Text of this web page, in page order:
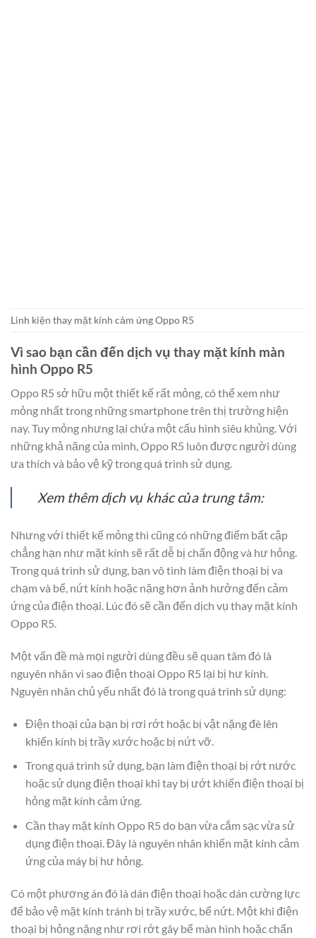
Linh kiện thay mặt kính cảm ứng Oppo R5
Vì sao bạn cần đến dịch vụ thay mặt kính màn
hình Oppo R5
Oppo R5 sở hữu một thiết kế rất mỏng, có thể xem như
mỏng nhất trong những smartphone trên thị trường hiện
nay. Tuy mỏng nhưng lại chứa một cấu hình siêu khủng. Với
những khả năng của mình, Oppo R5 luôn được người dùng
ưa thích và bảo vệ kỹ trong quá trình sử dụng.
Xem thêm dịch vụ khác của trung tâm:
Nhưng với thiết kế mỏng thì cũng có những điểm bất cập
chẳng hạn như mặt kính sẽ rất dễ bị chấn động và hư hỏng.
Trong quá trình sử dụng, bạn vô tình làm điện thoại bị va
chạm và bể, nứt kính hoặc nặng hơn ảnh hưởng đến cảm
ứng của điện thoại. Lúc đó sẽ cần đến dịch vụ thay mặt kính
Oppo R5.
Một vấn đề mà mọi người dùng đều sẽ quan tâm đó là
nguyên nhân vì sao điện thoại Oppo R5 lại bị hư kính.
Nguyên nhân chủ yếu nhất đó là trong quá trình sử dụng:
Điện thoại của bạn bị rơi rớt hoặc bị vật nặng đè lên
khiến kính bị trầy xước hoặc bị nứt vỡ.
Trong quá trình sử dụng, bạn làm điện thoại bị rớt nước
hoặc sử dụng điện thoại khi tay bị ướt khiến điện thoại bị
hỏng mặt kính cảm ứng.
Cần thay mặt kính Oppo R5 do bạn vừa cắm sạc vừa sử
dụng điện thoại. Đây là nguyên nhân khiến mặt kính cảm
ứng của máy bị hư hỏng.
Có một phương án đó là dán điện thoại hoặc dán cường lực
để bảo vệ mặt kính tránh bị trầy xước, bể nứt. Một khi điện
thoại bị hỏng nặng như rơi rớt gây bể màn hình hoặc chấn